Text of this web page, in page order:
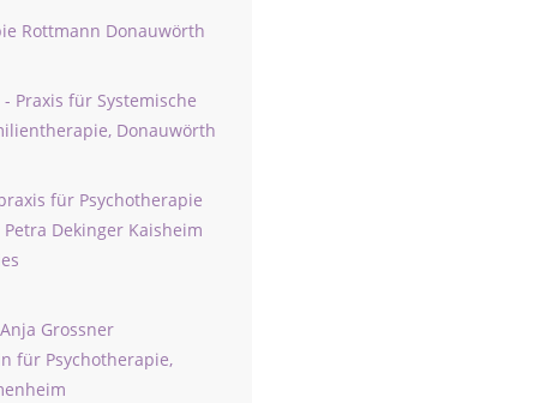
Rottmann Donauwörth
Praxis für Systemische
Donauwörth
für Psychotherapie
Dekinger Kaisheim
Grossner
für Psychotherapie,